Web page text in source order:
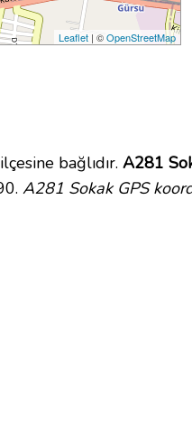
Leaflet | ©OpenStreetMap
bağlıdır. A281
A281 Sokak GPS